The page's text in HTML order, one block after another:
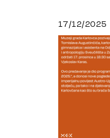
17/12/2025